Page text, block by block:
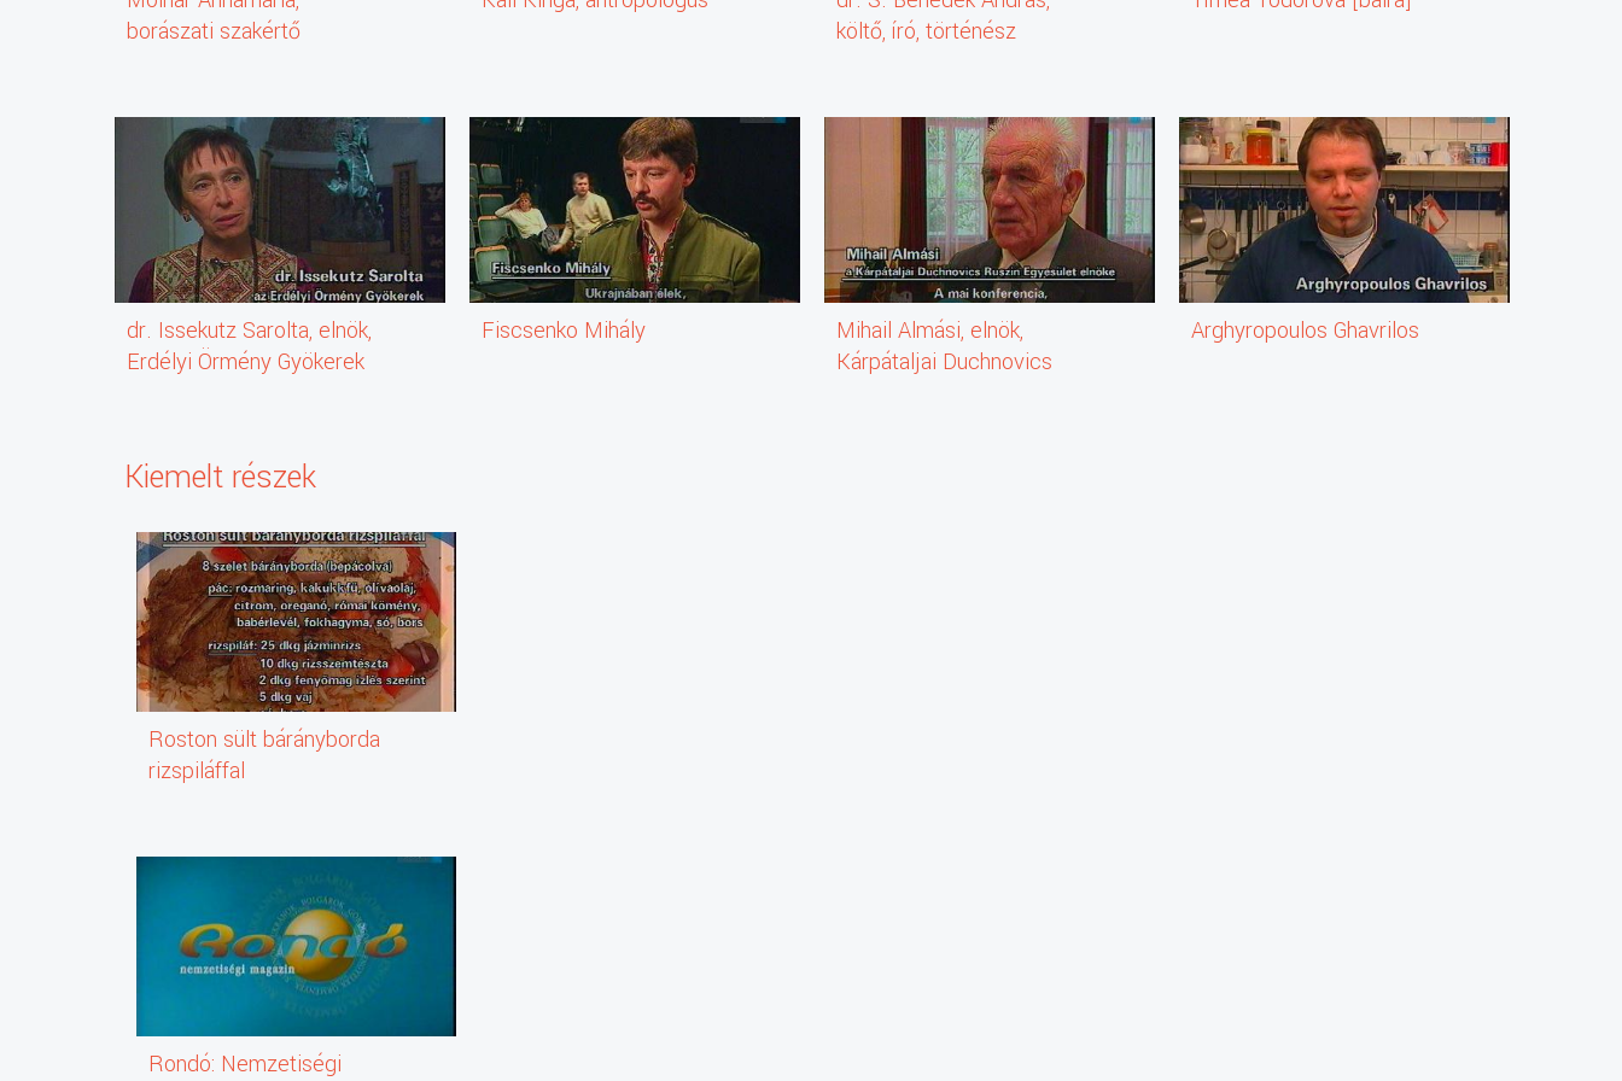
borászati szakértő
dr. Issekutz Sarolta, elnök,
Erdélyi Örmény Gyökerek
Fiscsenko Mihály
költő, író, történész
Mihail Almási, elnök,
Kárpátaljai Duchnovics
Arghyropoulos Ghavrilos
Kiemelt részek
Roston sült bárányborda
rizspiláffal
Rondó: Nemzetiségi